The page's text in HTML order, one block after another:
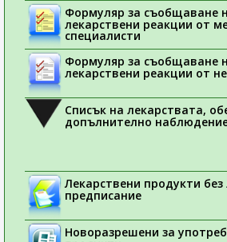
Формуляр за съобщаване
лекарствени реакции от
специалисти
Формуляр за съобщаване
лекарствени реакции от
Списък на лекарствата,
допълнително
Лекарствени продукти без
предписание
Новоразрешени за